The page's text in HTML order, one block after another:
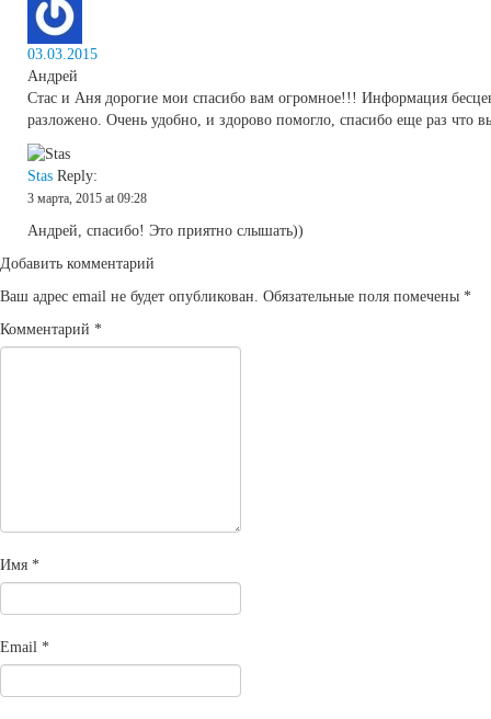
03.03.2015
Андрей
Стас и Аня дорогие мои спасибо вам огромное!!! Информация
разложено. Очень удобно, и здорово помогло, спасибо еще раз что
Stas Reply:
3 марта, 2015 at 09:28
Андрей, спасибо! Это приятно слышать))
Добавить комментарий
Ваш адрес email не будет опубликован. Обязательные поля помечены *
Комментарий *
Имя *
Email *